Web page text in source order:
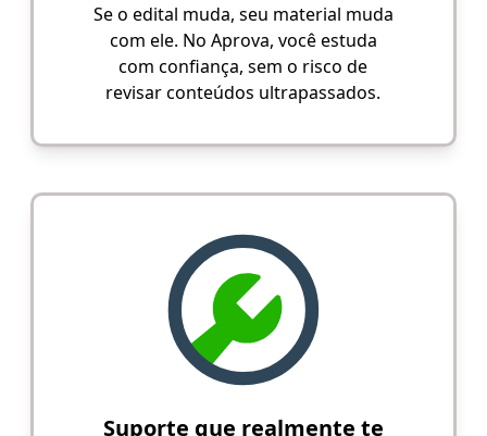
Se o edital muda, seu material muda
com ele. No Aprova, você estuda
com confiança, sem o risco de
revisar conteúdos ultrapassados.
Suporte que realmente te